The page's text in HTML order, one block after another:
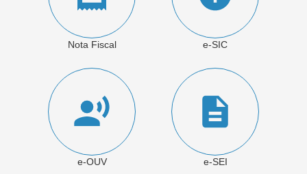
Nota Fiscal e-SIC
e-OUV e-SEI